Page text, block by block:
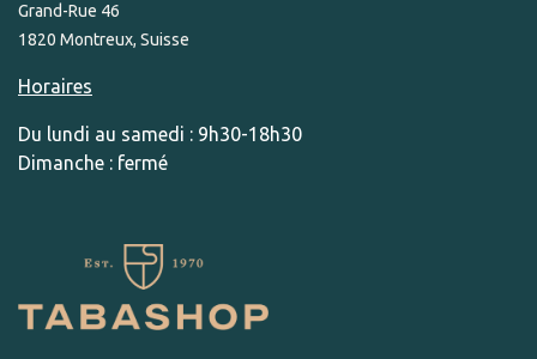
Grand-Rue 46
1820 Montreux, Suisse
Horaires
Du lundi au samedi : 9h30-18h30
Dimanche : fermé